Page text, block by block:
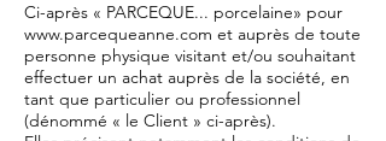
Ci-après « PARCEQUE... porcelaine» pour
www.parcequeanne.com et auprès de toute
personne physique visitant et/ou souhaitant
effectuer un achat auprès de la société, en
tant que particulier ou professionnel
(dénommé « le Client » ci-après).